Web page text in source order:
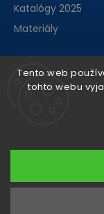
Tento web
tohto webu
Katalógy 2025
Materiály
Copyright 2026
Grafický